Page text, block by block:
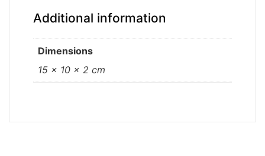
Additional information
Dimensions
15 × 10 × 2 cm